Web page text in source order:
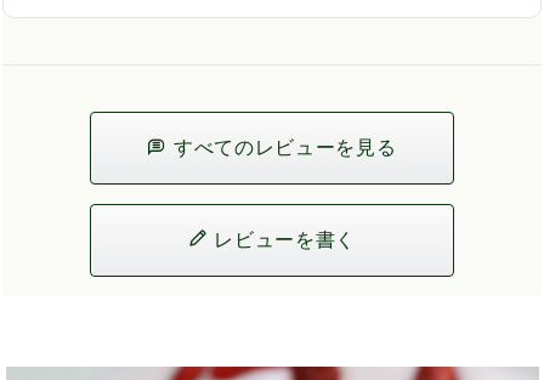
すべてのレビューを見る
レビューを書く